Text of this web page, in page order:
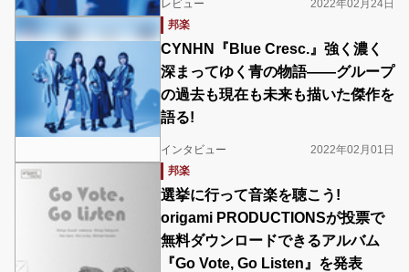
レビュー
2022年02月24日
邦楽
CYNHN『Blue Cresc.』強く濃く
深まってゆく青の物語――グループ
の過去も現在も未来も描いた傑作を
語る!
インタビュー
2022年02月01日
邦楽
選挙に行って音楽を聴こう!
origami PRODUCTIONSが投票で
無料ダウンロードできるアルバム
『Go Vote, Go Listen』を発表